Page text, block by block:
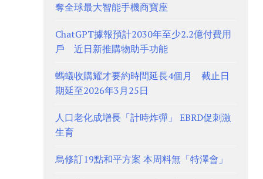
奪全球最大智能手機商寶座
ChatGPT據報預計2030年至少2.2億付費用
戶 近日新推購物助手功能
螞蟻收購耀才要約時間延長4個月 截止日
期延至2026年3月25日
人口老化成增長「計時炸彈」 EBRD促刺激
生育
烏修訂19點和平方案 本周料無「特澤會」